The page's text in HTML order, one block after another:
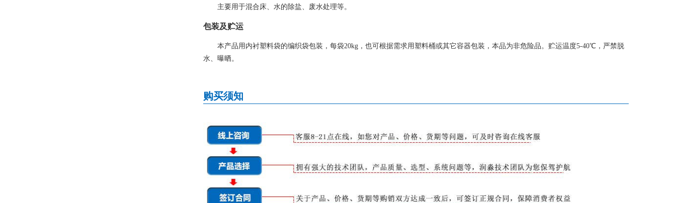
主要用于混合床、水的除盐、废水处理等。
包装及贮运
本产品用内衬塑料袋的编织袋包装，每袋20kg，也可根据需求用塑料桶或其它容器包装，本品为非危险品。贮运温度5-40℃，严禁脱
水、曝晒。
购买须知